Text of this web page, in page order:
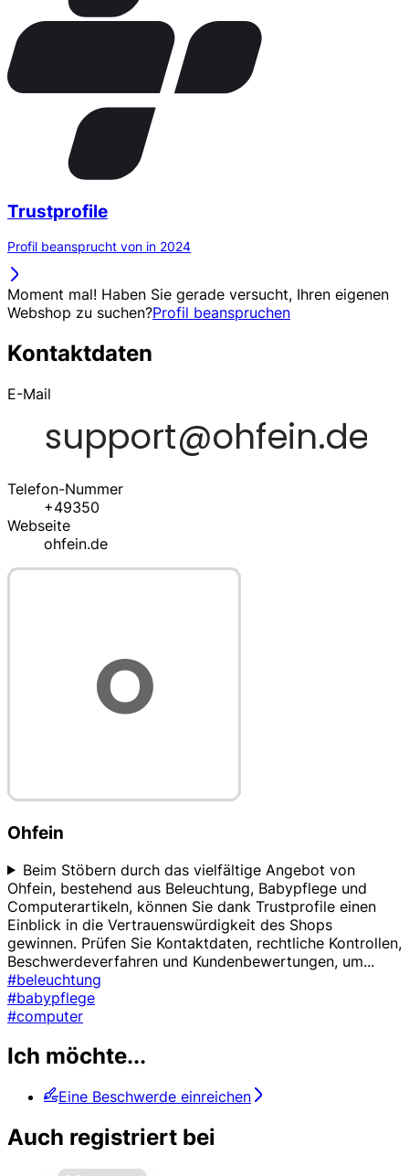
Trustprofile
Profil beansprucht von in 2024
Moment mal! Haben Sie gerade versucht, Ihren eigenen
Webshop zu suchen?Profil beanspruchen
Kontaktdaten
E-Mail
Telefon-Nummer
+49350
Webseite
ohfein.de
Ohfein
Beim Stöbern durch das vielfältige Angebot von
Ohfein, bestehend aus Beleuchtung, Babypflege und
Computerartikeln, können Sie dank Trustprofile einen
Einblick in die Vertrauenswürdigkeit des Shops
gewinnen. Prüfen Sie Kontaktdaten, rechtliche Kontrollen,
Beschwerdeverfahren und Kundenbewertungen, um...
#beleuchtung
#babypflege
#computer
Ich möchte...
Eine Beschwerde einreichen
Auch registriert bei